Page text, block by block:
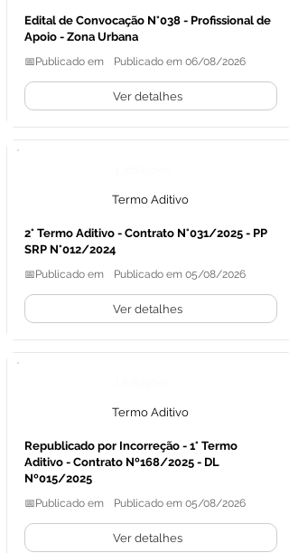
Edital de Convocação N°038 - Profissional de
Apoio - Zona Urbana
📅Publicado em Publicado em 06/08/2026
Ver detalhes
Termo Aditivo
2° Termo Aditivo - Contrato N°031/2025 - PP
SRP N°012/2024
📅Publicado em Publicado em 05/08/2026
Ver detalhes
Termo Aditivo
Republicado por Incorreção - 1° Termo
Aditivo - Contrato Nº168/2025 - DL
Nº015/2025
📅Publicado em Publicado em 05/08/2026
Ver detalhes